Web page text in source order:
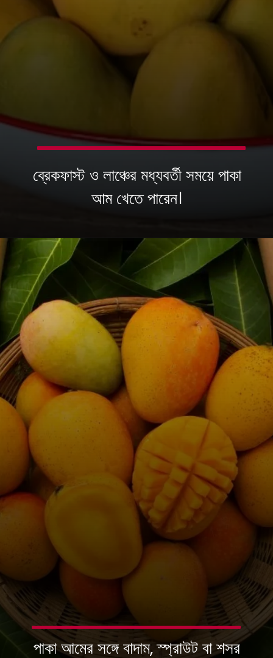
ব্রেকফাস্ট ও লাঞ্চের মধ্যবর্তী সময়ে পাকা
পাকা আমের সঙ্গে বাদাম, স্প্রাউট বা শসর